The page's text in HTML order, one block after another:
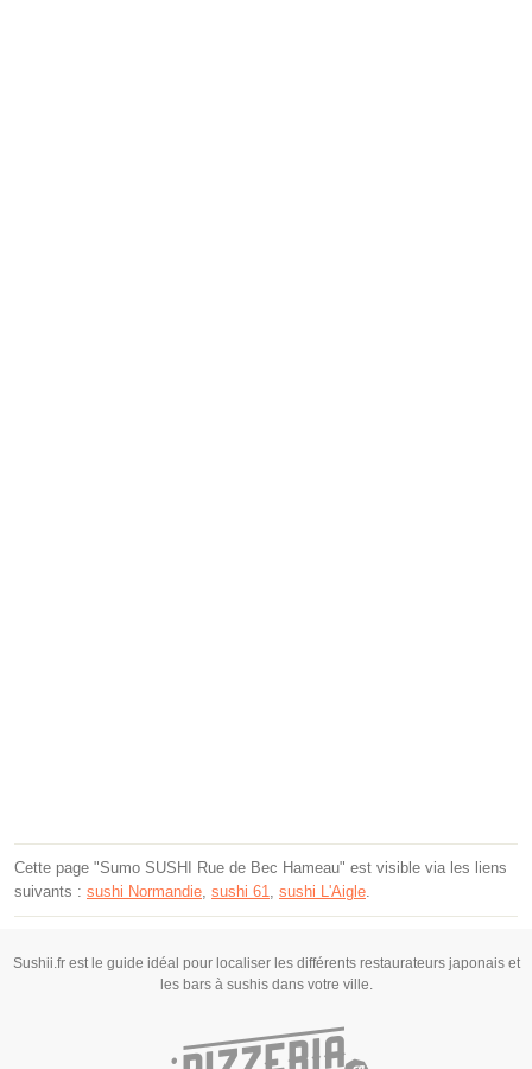
Cette page "Sumo SUSHI Rue de Bec Hameau" est visible via les liens
suivants : sushi Normandie, sushi 61, sushi L'Aigle.
Sushii.fr est le guide idéal pour localiser les différents restaurateurs japonais et
les bars à sushis dans votre ville.